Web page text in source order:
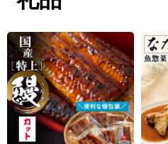
かした新たな取り組みを数多